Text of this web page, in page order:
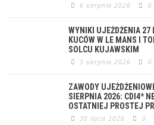
6 sierpnia 2026 0
WYNIKI UJEŻDŻENIA 27
KUCÓW W LE MANS I
SOLCU KUJAWSKIM
3 sierpnia 2026 0
ZAWODY
SIERPNIA 2026: CDI4*
OSTATNIEJ PROSTEJ
30 lipca 2026 0